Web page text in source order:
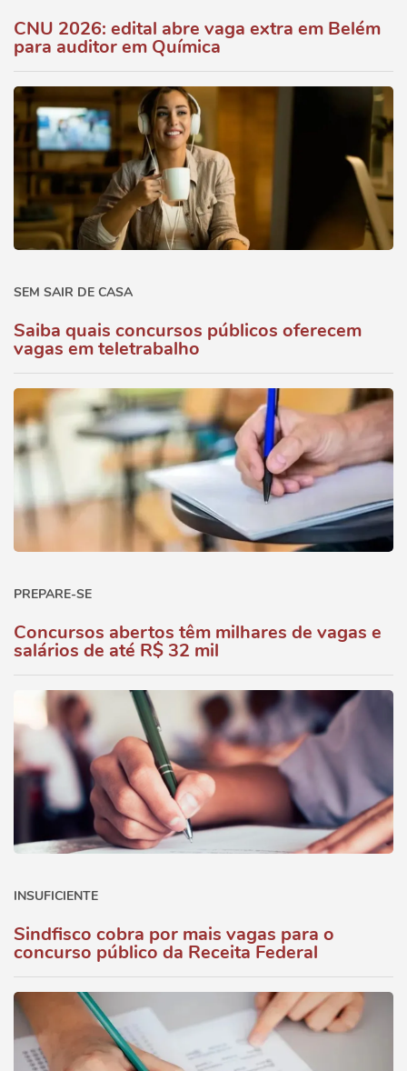
CNU 2026: edital abre vaga extra em Belém
para auditor em Química
SEM SAIR DE CASA
Saiba quais concursos públicos oferecem
vagas em teletrabalho
PREPARE-SE
Concursos abertos têm milhares de vagas e
salários de até R$ 32 mil
INSUFICIENTE
Sindfisco cobra por mais vagas para o
concurso público da Receita Federal